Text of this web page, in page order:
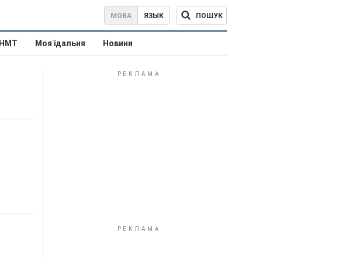
МОВА ЯЗЫК ПОШУК
НМТ Моя їдальня Новини